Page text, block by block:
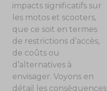
impacts significatifs sur
les motos et scooters,
que ce soit en termes
de restrictions d’accès,
de coûts ou
d’alternatives à
envisager. Voyons en
détail les conséquences